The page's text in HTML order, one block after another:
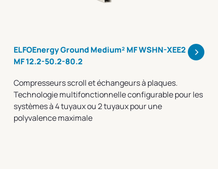
ELFOEnergy Ground Medium² MF WSHN-XEE2
MF 12.2-50.2-80.2
>
Compresseurs scroll et échangeurs à plaques.
Technologie multifonctionnelle configurable pour les
systèmes à 4 tuyaux ou 2 tuyaux pour une
polyvalence maximale